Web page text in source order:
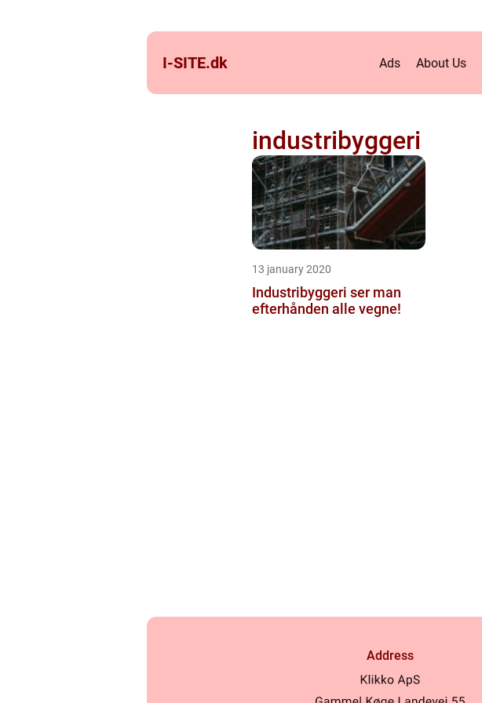
I-SITE.dk Ads About Us
industribyggeri
13 january 2020
Industribyggeri ser man
efterhånden alle vegne!
Address